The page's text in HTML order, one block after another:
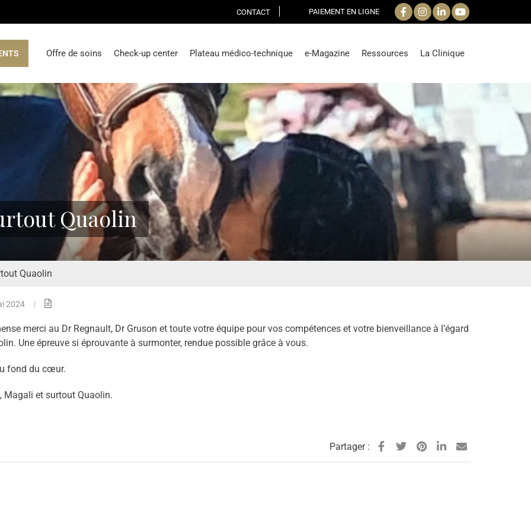
CONTACT PAIEMENT EN LIGNE
Offre de soins Check-up center Plateau médico-technique e-Magazine Ressources La Clinique
Quaolin
Quaolin
2024 |
merci au Dr Regnault, Dr Gruson et toute votre équipe pour vos compétences et votre bienveillance à l’égard
Une épreuve si éprouvante à surmonter, rendue possible grâce à vous.
fond du cœur.
Magali et surtout Quaolin.
Partager :